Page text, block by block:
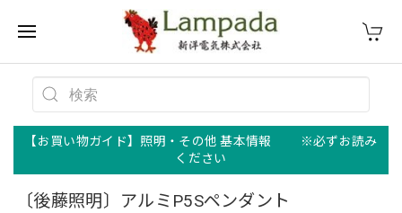
【お買い物ガイド】照明・その他 基本情報 ※必ずお読み
ください
〔後藤照明〕アルミP5Sペンダント